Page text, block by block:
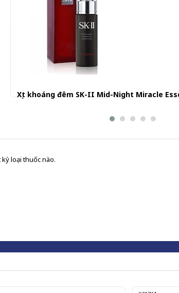
Xịt khoáng đêm SK-II Mid-Night Miracle
loại thuốc nào.